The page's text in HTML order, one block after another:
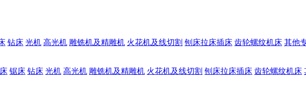
钻床 光机 高光机 雕铣机及精雕机 火花机及线切割 刨床拉床插床 齿轮螺纹机床 其他
锯床 钻床 光机 高光机 雕铣机及精雕机 火花机及线切割 刨床拉床插床 齿轮螺纹机床